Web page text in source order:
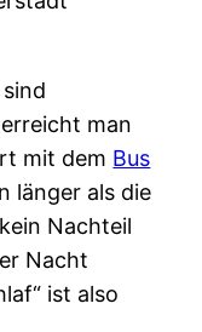
man
mit dem Bus
länger als die
Nachteil
Nacht
ist also